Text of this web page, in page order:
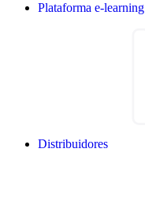
Plataforma e-learning
Distribuidores